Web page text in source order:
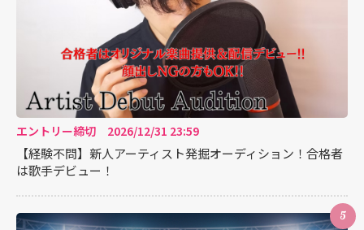
エントリー締切 2026/12/31 23:59
【経験不問】新人アーティスト発掘オーディション！合格者
は歌手デビュー！
5